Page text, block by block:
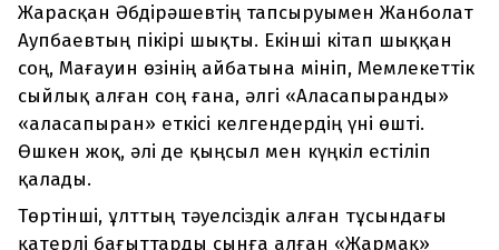
Жарасқан Әбдірәшевтің тапсыруымен Жанболат
Аупбаевтың пікірі шықты. Екінші кітап шыққан
соң, Мағауин өзінің айбатына мініп, Мемлекеттік
сыйлық алған соң ғана, әлгі «Аласапыранды»
«аласапыран» еткісі келгендердің үні өшті.
Өшкен жоқ, әлі де қыңсыл мен күңкіл естіліп
қалады.
Төртінші, ұлттың тәуелсіздік алған тұсындағы
қатерлі бағыттарды сынға алған «Жармақ»